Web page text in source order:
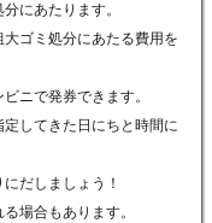
にあたります。
ゴミ処分にあたる費用を
ニで発券できます。
してきた日にちと時間に
だしましょう！
場合もあります。